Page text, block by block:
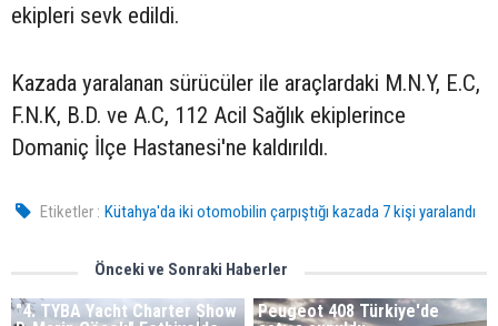
ekipleri sevk edildi.
Kazada yaralanan sürücüler ile araçlardaki M.N.Y, E.C,
F.N.K, B.D. ve A.C, 112 Acil Sağlık ekiplerince
Domaniç İlçe Hastanesi'ne kaldırıldı.
Etiketler : Kütahya'da iki otomobilin çarpıştığı kazada 7 kişi yaralandı
Önceki ve Sonraki Haberler
"4. TYBA Yacht Charter Show
Peugeot 408 Türkiye'de